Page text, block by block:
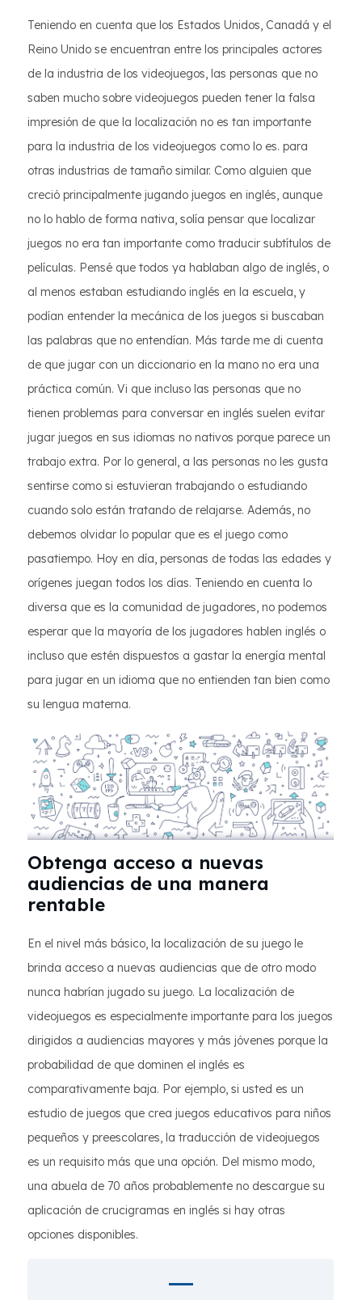
Teniendo en cuenta que los Estados Unidos, Canadá y el
Reino Unido se encuentran entre los principales actores
de la industria de los videojuegos, las personas que no
saben mucho sobre videojuegos pueden tener la falsa
impresión de que la localización no es tan importante
para la industria de los videojuegos como lo es. para
otras industrias de tamaño similar. Como alguien que
creció principalmente jugando juegos en inglés, aunque
no lo hablo de forma nativa, solía pensar que localizar
juegos no era tan importante como traducir subtítulos de
películas. Pensé que todos ya hablaban algo de inglés, o
al menos estaban estudiando inglés en la escuela, y
podían entender la mecánica de los juegos si buscaban
las palabras que no entendían. Más tarde me di cuenta
de que jugar con un diccionario en la mano no era una
práctica común. Vi que incluso las personas que no
tienen problemas para conversar en inglés suelen evitar
jugar juegos en sus idiomas no nativos porque parece un
trabajo extra. Por lo general, a las personas no les gusta
sentirse como si estuvieran trabajando o estudiando
cuando solo están tratando de relajarse. Además, no
debemos olvidar lo popular que es el juego como
pasatiempo. Hoy en día, personas de todas las edades y
orígenes juegan todos los días. Teniendo en cuenta lo
diversa que es la comunidad de jugadores, no podemos
esperar que la mayoría de los jugadores hablen inglés o
incluso que estén dispuestos a gastar la energía mental
para jugar en un idioma que no entienden tan bien como
su lengua materna.
Obtenga acceso a nuevas
audiencias de una manera
rentable
En el nivel más básico, la localización de su juego le
brinda acceso a nuevas audiencias que de otro modo
nunca habrían jugado su juego. La localización de
videojuegos es especialmente importante para los juegos
dirigidos a audiencias mayores y más jóvenes porque la
probabilidad de que dominen el inglés es
comparativamente baja. Por ejemplo, si usted es un
estudio de juegos que crea juegos educativos para niños
pequeños y preescolares, la traducción de videojuegos
es un requisito más que una opción. Del mismo modo,
una abuela de 70 años probablemente no descargue su
aplicación de crucigramas en inglés si hay otras
opciones disponibles.